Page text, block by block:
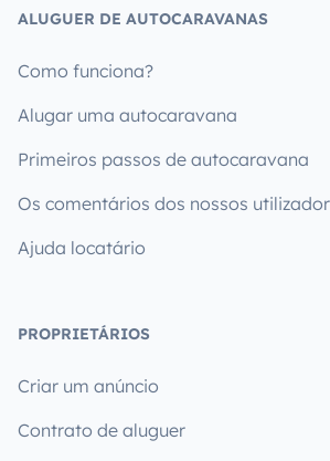
ALUGUER DE AUTOCARAVANAS
Como funciona?
Alugar uma autocaravana
Primeiros passos de autocaravana
Os comentários dos nossos
Ajuda locatário
PROPRIETÁRIOS
Criar um anúncio
Contrato de aluguer